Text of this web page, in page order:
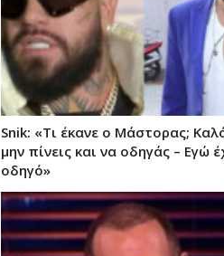
Snik: «Τι έκανε ο Μάστορας;
μην πίνεις και να οδηγάς – Εγώ
οδηγό»